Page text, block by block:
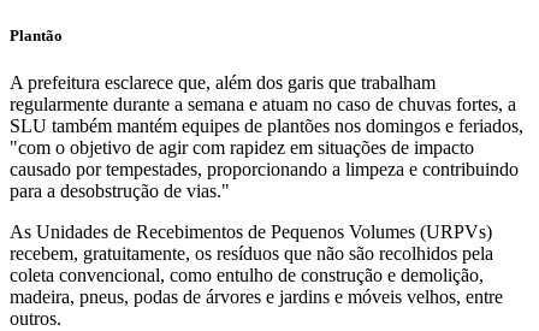
Plantão
A prefeitura esclarece que, além dos garis que trabalham
regularmente durante a semana e atuam no caso de chuvas fortes, a
SLU também mantém equipes de plantões nos domingos e feriados,
"com o objetivo de agir com rapidez em situações de impacto
causado por tempestades, proporcionando a limpeza e contribuindo
para a desobstrução de vias."
As Unidades de Recebimentos de Pequenos Volumes (URPVs)
recebem, gratuitamente, os resíduos que não são recolhidos pela
coleta convencional, como entulho de construção e demolição,
madeira, pneus, podas de árvores e jardins e móveis velhos, entre
outros.